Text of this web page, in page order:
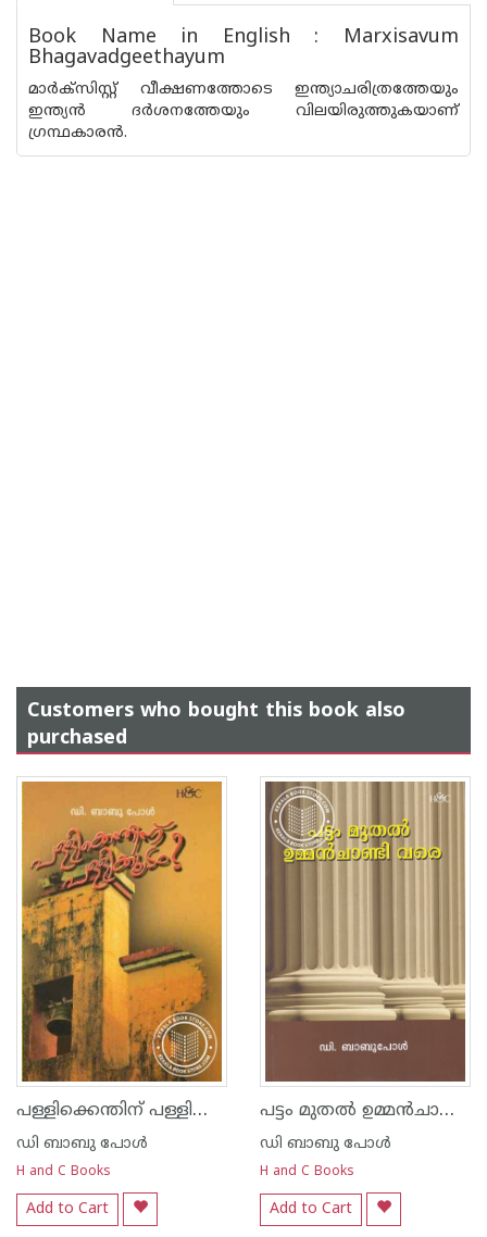
Book Name in English : Marxisavum
Bhagavadgeethayum
മാര്‍ക്സിസ്റ്റ് വീക്ഷണത്തോടെ ഇന്ത്യാചരിത്രത്തേയും
ഇന്ത്യന്‍ ദര്‍ശനത്തേയും വിലയിരുത്തുകയാണ്
ഗ്രന്ഥകാരന്‍.
Customers who bought this book also
purchased
പള്ളിക്കെന്തിന്‌ പള്ളിക്കൂടം
ഡി ബാബു പോള്‍
H and C Books
Add to Cart
പട്ടം മുതല്‍ ഉമ്മ‌ന്‍‌ചാണ്ടി വരെ
ഡി ബാബു പോള്‍
H and C Books
Add to Cart